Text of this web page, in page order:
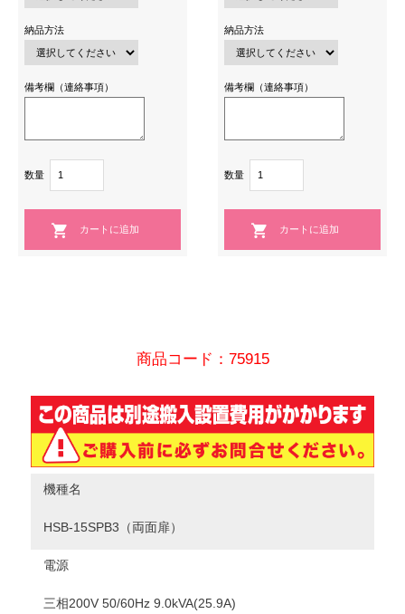
納品方法
備考欄（連絡事項）
数量
納品方法
備考欄（連絡事項）
数量
商品コード：75915
機種名
HSB-15SPB3（両面扉）
電源
三相200V 50/60Hz 9.0kVA(25.9A)